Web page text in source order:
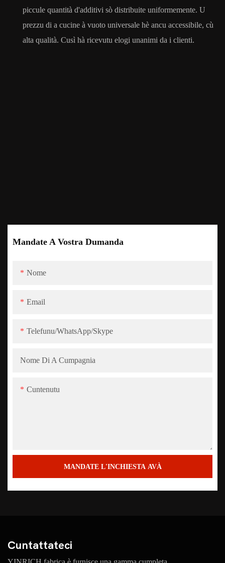
Mandate A Vostra Dumanda
Nome
Email
Telefunu/WhatsApp/Skype
Nome Di A Cumpagnia
Cuntenutu
MANDATE L'INCHIESTA AVÀ
piccule quantità d'additivi sò distribuite uniformemente. U
prezzu di a cucine à vuoto universale hè ancu accessibile, cù
alta qualità. Cusì hà ricevutu elogi unanimi da i clienti.
Cuntattateci